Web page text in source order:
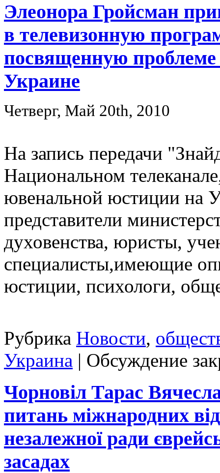
Элеонора Гройсман
в телевизонную
посвященную
Украине
Четверг, Май 20th, 2010
На запись передачи
Национальном
ювенальной юстиции на
представители
духовенства, юристы,
специалисты,имеющие
юстиции, психологи,
Рубрика Новости,
Украина | Обсуждение
Чорновіл Тарас
питань міжнародних
незалежної ради
засадах